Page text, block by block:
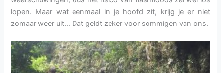
lopen. Maar wat eenmaal in je hoofd zit, krijg je er niet
zomaar weer uit… Dat geldt zeker voor sommigen van ons.